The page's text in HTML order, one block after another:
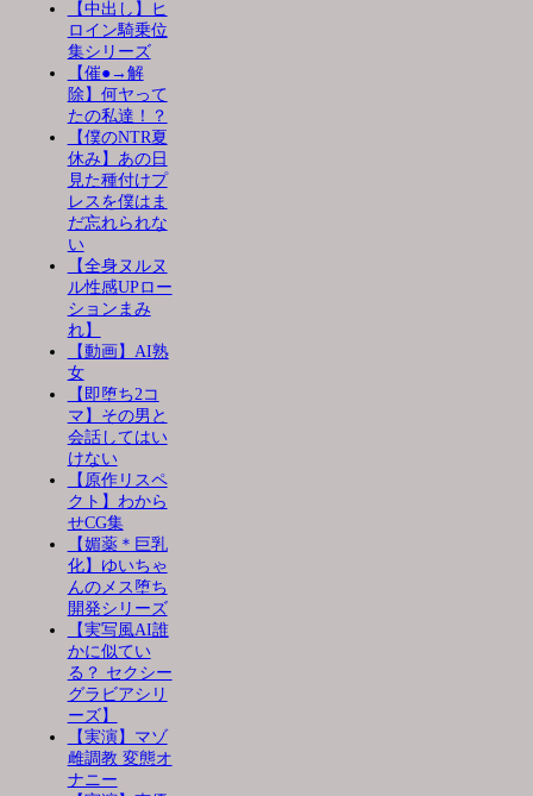
【中出し】ヒ
ロイン騎乗位
集シリーズ
【催●→解
除】何ヤって
たの私達！？
【僕のNTR夏
休み】あの日
見た種付けプ
レスを僕はま
だ忘れられな
い
【全身ヌルヌ
ル性感UPロー
ションまみ
れ】
【動画】AI熟
女
【即堕ち2コ
マ】その男と
会話してはい
けない
【原作リスペ
クト】わから
せCG集
【媚薬＊巨乳
化】ゆいちゃ
んのメス堕ち
開発シリーズ
【実写風AI誰
かに似てい
る？ セクシー
グラビアシリ
ーズ】
【実演】マゾ
雌調教 変態オ
ナニー